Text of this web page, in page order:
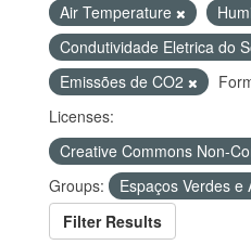
Air Temperature
Condutividade Eletrica do
Emissões de CO2
Licenses:
Creative Commons Non-
Groups:
Espaços Verdes e
Filter Results